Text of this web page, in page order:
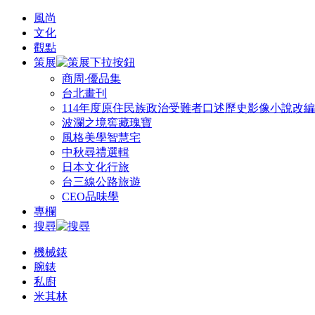
風尚
文化
觀點
策展
商周‧優品集
台北畫刊
114年度原住民族政治受難者口述歷史影像小說改
波瀾之境窖藏瑰寶
風格美學智慧宅
中秋尋禮選輯
日本文化行旅
台三線公路旅遊
CEO品味學
專欄
搜尋
機械錶
腕錶
私廚
米其林